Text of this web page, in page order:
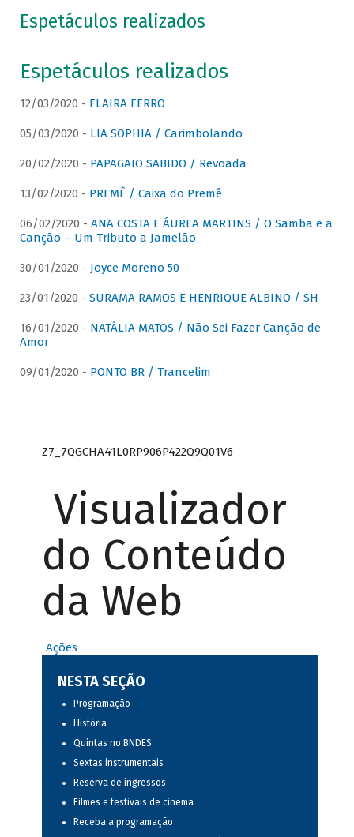
Espetáculos realizados
Espetáculos realizados
12/03/2020 - FLAIRA FERRO
05/03/2020 - LIA SOPHIA / Carimbolando
20/02/2020 - PAPAGAIO SABIDO / Revoada
13/02/2020 - PREMÊ / Caixa do Premê
06/02/2020 - ANA COSTA E ÁUREA MARTINS / O Samba e a
Canção – Um Tributo a Jamelão
30/01/2020 - Joyce Moreno 50
23/01/2020 - SURAMA RAMOS E HENRIQUE ALBINO / SH
16/01/2020 - NATÁLIA MATOS / Não Sei Fazer Canção de
Amor
09/01/2020 - PONTO BR / Trancelim
Z7_7QGCHA41L0RP906P422Q9Q01V6
Visualizador
do Conteúdo
da Web
Ações
NESTA SEÇÃO
Programação
História
Quintas no BNDES
Sextas instrumentais
Reserva de ingressos
Filmes e festivais de cinema
Receba a programação